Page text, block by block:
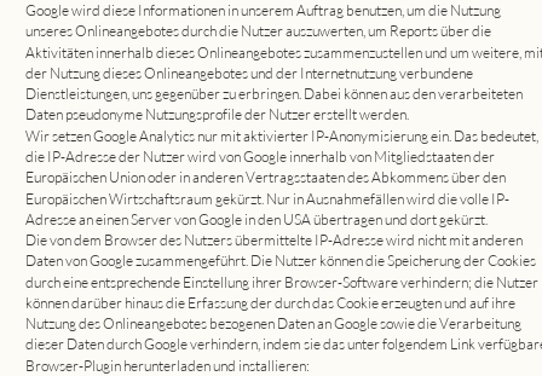
Google wird diese Informationen in unserem Auftrag benutzen, um die Nutzung
unseres Onlineangebotes durch die Nutzer auszuwerten, um Reports über die
Aktivitäten innerhalb dieses Onlineangebotes zusammenzustellen und um weitere,
der Nutzung dieses Onlineangebotes und der Internetnutzung verbundene
Dienstleistungen, uns gegenüber zu erbringen. Dabei können aus den verarbeiteten
Daten pseudonyme Nutzungsprofile der Nutzer erstellt werden.
Wir setzen Google Analytics nur mit aktivierter IP-Anonymisierung ein. Das bedeutet,
die IP-Adresse der Nutzer wird von Google innerhalb von Mitgliedstaaten der
Europäischen Union oder in anderen Vertragsstaaten des Abkommens über den
Europäischen Wirtschaftsraum gekürzt. Nur in Ausnahmefällen wird die volle IP-
Adresse an einen Server von Google in den USA übertragen und dort gekürzt.
Die von dem Browser des Nutzers übermittelte IP-Adresse wird nicht mit anderen
Daten von Google zusammengeführt. Die Nutzer können die Speicherung der Cookies
durch eine entsprechende Einstellung ihrer Browser-Software verhindern; die Nutzer
können darüber hinaus die Erfassung der durch das Cookie erzeugten und auf ihre
Nutzung des Onlineangebotes bezogenen Daten an Google sowie die Verarbeitung
dieser Daten durch Google verhindern, indem sie das unter folgendem Link
Browser-Plugin herunterladen und installieren: